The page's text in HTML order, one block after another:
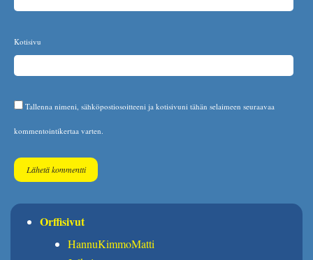
Kotisivu
Tallenna nimeni, sähköpostiosoitteeni ja kotisivuni tähän selaimeen seuraavaa
kommentointikertaa varten.
Orffisivut
HannuKimmoMatti